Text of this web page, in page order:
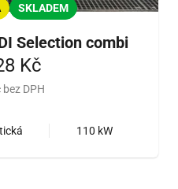
SKLADEM
Selection combi
Kč
DPH
110 kW